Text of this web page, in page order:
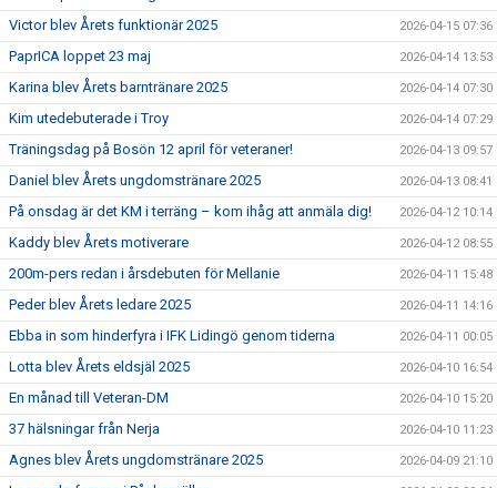
Victor blev Årets funktionär 2025 2026-04-15 07:36
PaprICA loppet 23 maj 2026-04-14 13:53
Karina blev Årets barntränare 2025 2026-04-14 07:30
Kim utedebuterade i Troy 2026-04-14 07:29
Träningsdag på Bosön 12 april för veteraner! 2026-04-13 09:57
Daniel blev Årets ungdomstränare 2025 2026-04-13 08:41
På onsdag är det KM i terräng – kom ihåg att anmäla dig! 2026-04-12 10:14
Kaddy blev Årets motiverare 2026-04-12 08:55
200m-pers redan i årsdebuten för Mellanie 2026-04-11 15:48
Peder blev Årets ledare 2025 2026-04-11 14:16
Ebba in som hinderfyra i IFK Lidingö genom tiderna 2026-04-11 00:05
Lotta blev Årets eldsjäl 2025 2026-04-10 16:54
En månad till Veteran-DM 2026-04-10 15:20
37 hälsningar från Nerja 2026-04-10 11:23
Agnes blev Årets ungdomstränare 2025 2026-04-09 21:10